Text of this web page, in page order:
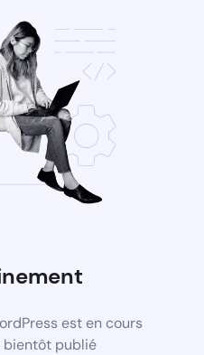
est en cours
bientôt publié